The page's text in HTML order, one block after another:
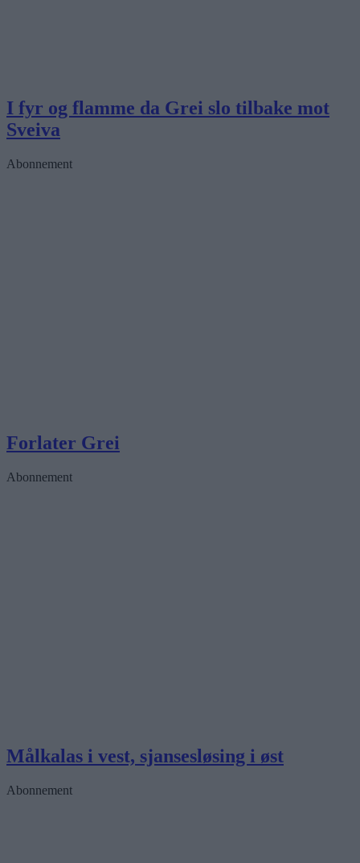
I fyr og flamme da Grei slo tilbake mot
Sveiva
Abonnement
Forlater Grei
Abonnement
Målkalas i vest, sjansesløsing i øst
Abonnement